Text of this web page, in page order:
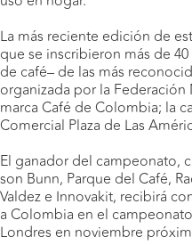
La más reciente edición de
que se inscribieron más de
de café– de las más
organizada por la Federación
marca Café de Colombia; la
Comercial Plaza de Las
El ganador del campeonato,
son Bunn, Parque del Café,
Valdez e Innovakit, recibirá
a Colombia en el
Londres en noviembre